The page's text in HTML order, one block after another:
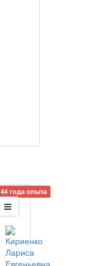
44 года опыта